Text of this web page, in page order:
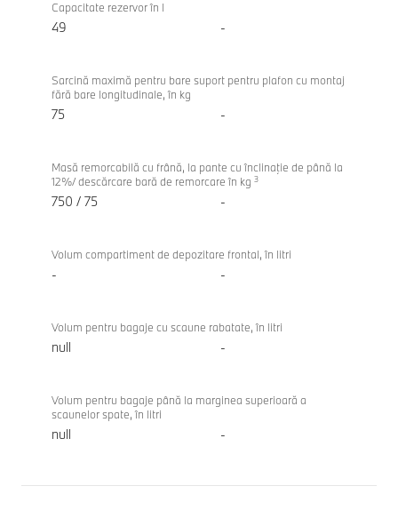
Capacitate rezervor în l
49 -
Sarcină maximă pentru bare suport pentru plafon cu montaj
fără bare longitudinale, în kg
75 -
Masă remorcabilă cu frână, la pante cu înclinaţie de până la
12%/ descărcare bară de remorcare în kg 3
750 / 75 -
Volum compartiment de depozitare frontal, în litri
- -
Volum pentru bagaje cu scaune rabatate, în litri
null -
Volum pentru bagaje până la marginea superioară a
scaunelor spate, în litri
null -